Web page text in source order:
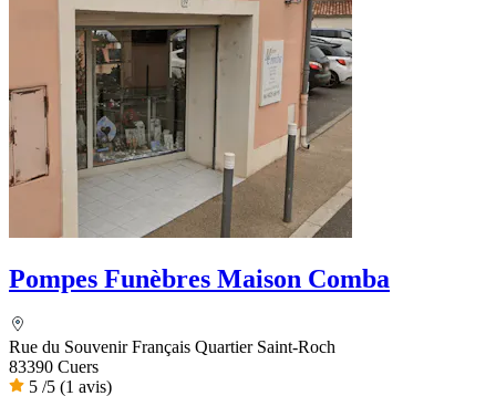
Pompes Funèbres Maison Comba
Rue du Souvenir Français Quartier Saint-Roch
83390 Cuers
5 /5 (1 avis)